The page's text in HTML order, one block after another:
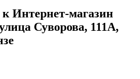
к Интернет-магазин
Суворова, 111А,